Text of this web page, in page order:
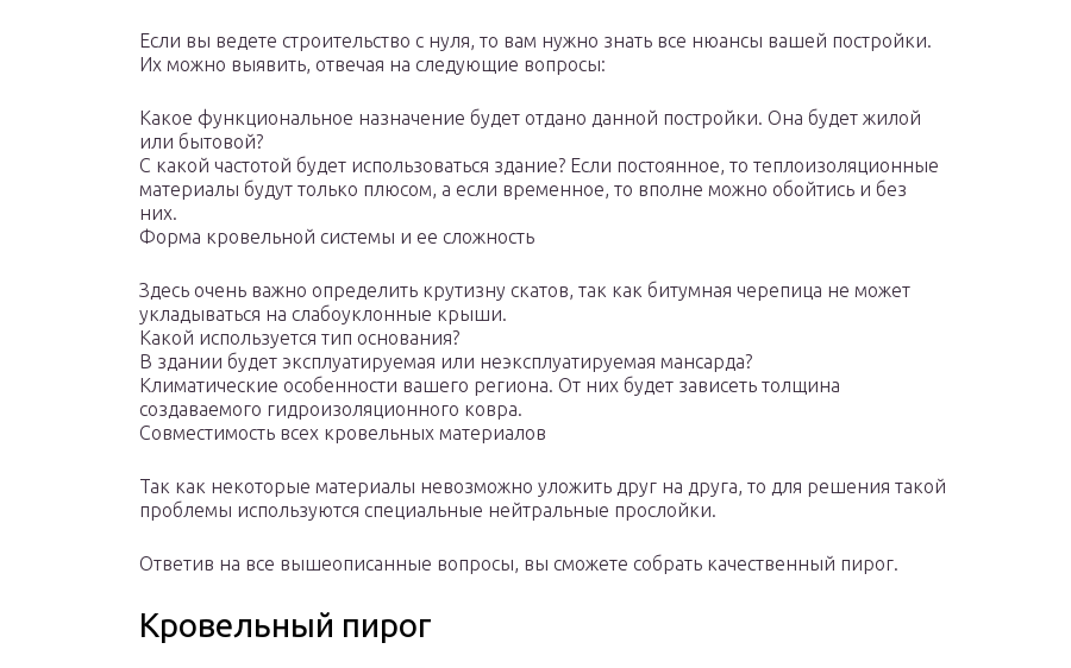
Если вы ведете строительство с нуля, то вам нужно знать все нюансы вашей постройки.
Их можно выявить, отвечая на следующие вопросы:
Какое функциональное назначение будет отдано данной постройки. Она будет жилой
или бытовой?
С какой частотой будет использоваться здание? Если постоянное, то теплоизоляционные
материалы будут только плюсом, а если временное, то вполне можно обойтись и без
них.
Форма кровельной системы и ее сложность
Здесь очень важно определить крутизну скатов, так как битумная черепица не может
укладываться на слабоуклонные крыши.
Какой используется тип основания?
В здании будет эксплуатируемая или неэксплуатируемая мансарда?
Климатические особенности вашего региона. От них будет зависеть толщина
создаваемого гидроизоляционного ковра.
Совместимость всех кровельных материалов
Так как некоторые материалы невозможно уложить друг на друга, то для решения такой
проблемы используются специальные нейтральные прослойки.
Ответив на все вышеописанные вопросы, вы сможете собрать качественный пирог.
Кровельный пирог